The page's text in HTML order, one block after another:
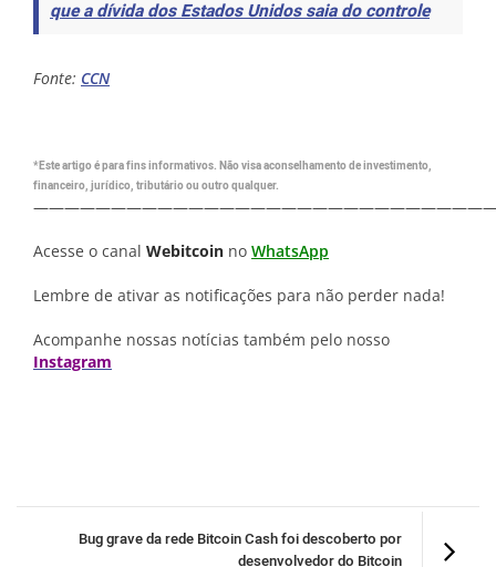
que a dívida dos Estados Unidos saia do controle
Fonte: CCN
*Este artigo é para fins informativos. Não visa aconselhamento de investimento,
financeiro, jurídico, tributário ou outro qualquer.
Acesse o canal Webitcoin no WhatsApp
Lembre de ativar as notificações para não perder nada!
Acompanhe nossas notícias também pelo nosso
Instagram
Bug grave da rede Bitcoin Cash foi descoberto por
desenvolvedor do Bitcoin